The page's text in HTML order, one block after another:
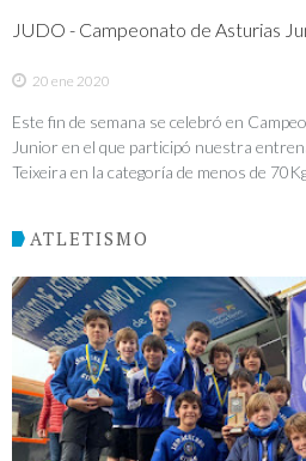
JUDO - Campeonato de Asturias
20 ene 2020
Este fin de semana se celebró en
Junior en el que participó nuestra
Teixeira en la categoría de menos de
ATLETISMO